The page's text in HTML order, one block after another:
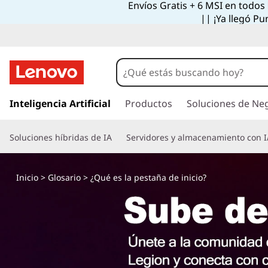
Envíos Gratis + 6 MSI en
|| ¡Ya llegó
r
c
o
Inteligencia Artificial Productos Soluciones de
Soluciones híbridas de IA Servidores y almacenamiento con
Inicio> Glosario> ¿Qué es la pestaña de inicio?